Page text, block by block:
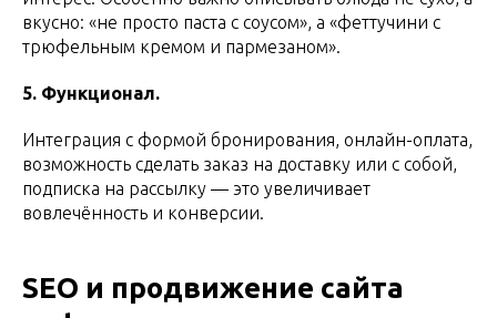
вкусно: «не просто паста с соусом», а «феттучини с
трюфельным кремом и пармезаном».
5. Функционал.
Интеграция с формой бронирования, онлайн-оплата,
возможность сделать заказ на доставку или с собой,
подписка на рассылку — это увеличивает
вовлечённость и конверсии.
SEO и продвижение сайта